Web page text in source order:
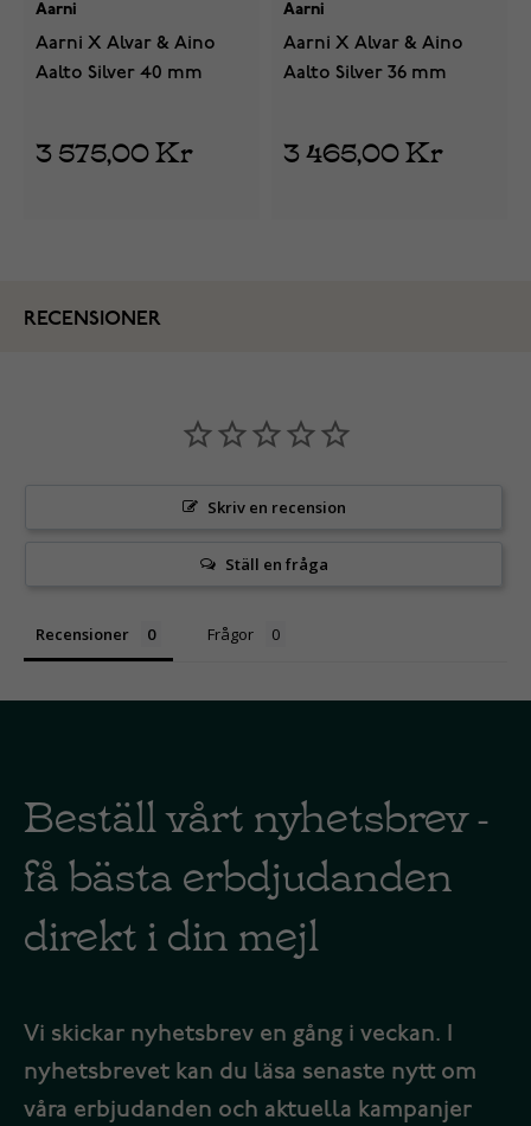
Aarni
Aarni X Alvar & Aino
Aalto Silver 40 mm
3 575,00 Kr
Aarni
Aarni X Alvar & Aino
Aalto Silver 36 mm
3 465,00 Kr
RECENSIONER
Skriv en recension
Ställ en fråga
Recensioner Frågor
Beställ vårt nyhetsbrev -
få bästa erbdjudanden
direkt i din mejl
Vi skickar nyhetsbrev en gång i veckan. I
nyhetsbrevet kan du läsa senaste nytt om
våra erbjudanden och aktuella kampanjer